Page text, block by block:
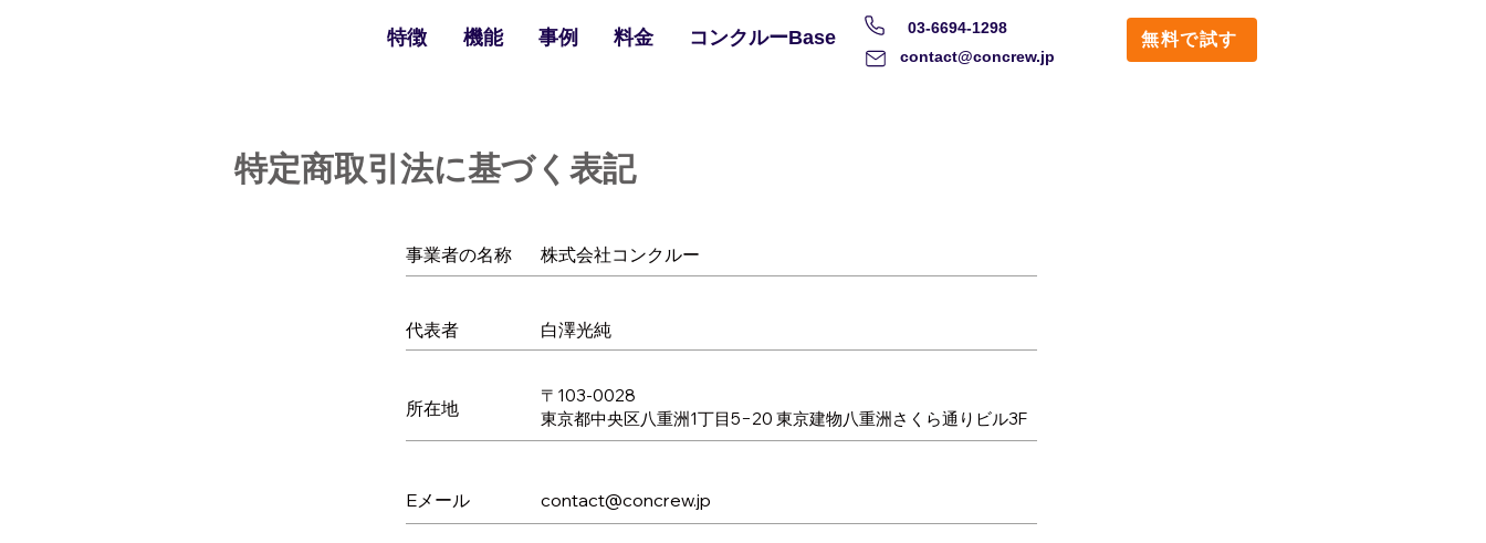
特徴 機能 事例 料金 コンクルーBase
03-6694-1298
contact@concrew.jp
無料で試す
特定商取引法に基づく表記
事業者の名称 株式会社コンクルー
​代表者 白澤光純
所在地
〒103-0028
東京都中央区八重洲1丁目5−20 東京建物八重洲さくら通りビル3F
Eメール contact@concrew.jp